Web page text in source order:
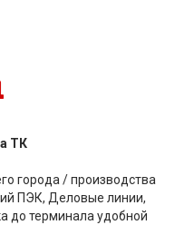
ТК
города / производства
ПЭК, Деловые линии,
до терминала удобной